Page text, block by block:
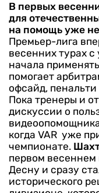
В первых
для
на помощь уже
Премьер-лига
весенних турах
начала
помогает
офсайд,
Пока тренеры и
дискуссии о
когда VAR уже
чемпионате.
первом
Десну и сразу
исторического